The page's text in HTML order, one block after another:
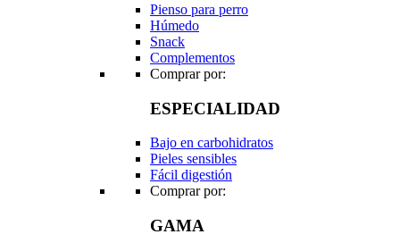
Pienso para perro
Húmedo
Snack
Complementos
Comprar por:
ESPECIALIDAD
Bajo en carbohidratos
Pieles sensibles
Fácil digestión
Comprar por:
GAMA